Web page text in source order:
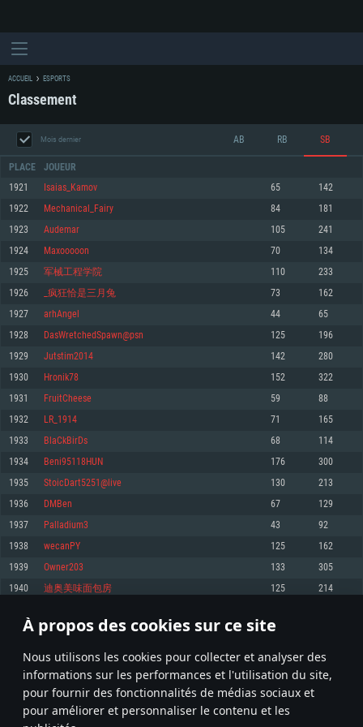
À propos des cookies sur ce site
Nous utilisons les cookies pour collecter et analyser des
informations sur les performances et l'utilisation du site,
pour fournir des fonctionnalités de médias sociaux et
pour améliorer et personnaliser le contenu et les
CONFIGURATION SYSTÈME REQUISE
Minimum
OS: Windows 10 (64 bit)
Processeur: Dual-Core 2.2 GHz
Mémoire: 4 GB
Carte graphique supportant DirectX 11: AMD Radeon 77XX / NVIDIA
GeForce GTX 660. La résolution minimale supportée par le jeu est de 720p
Connection: Connexion Internet à haut débit
Disque dur: 23.1 Go (client minimal)
Recommandée
1060 et plus, Radeon RX 570 et plus.
Disque dur: 75.9 Go (client complet)
Minimum
OS: Mac OS Big Sur 11.0 ou plus récent
Processeur: Core i5, minimum 2.2GHz (Les processeurs Intel Xeon ne sont
pas supportés)
Mémoire: 6 GB
Carte graphique: Intel Iris Pro 5200 (Mac), ou analogue AMD/Nvidia. La
résolution minimale supportée par le jeu est de 720p.
Connection: Connexion Internet à haut débit
Disque dur: 62,2 Go (client minimal)
Recommandée
OS: Mac OS Big Sur 11.0 ou plus récent
Processeur: Core i7 (Les processeurs Intel Xeon ne sont pas supportés)
Mémoire: 8 GB
Carte graphique: Radeon Vega II ou plus avec support de Metal
Disque dur: 62,2 Go (client complet)
Minimum
OS: Les configurations Linux 64 bits les plus modernes
Processeur: Dual-Core 2.4 GHz
Mémoire: 4 GB
Carte graphique: NVIDIA 660 avec les derniers drivers (moins de 6 mois) /
de même pour AMD (La résolution minimale supportée par le jeu est de
720p)
Connection: Connexion Internet à haut débit
Disque dur: 62,2 Go (client minimal)
Recommandée
OS: Ubuntu 20.04 64bit
Processeur: Intel Core i7
Mémoire: 8 GB
Carte graphique: NVIDIA 1060 avec les derniers drivers (moins de 6 mois) /
6 mois et supportant Vulkan
Connection: Connexion Internet à haut débit
Disque dur: 60,2 Go (client complet)
ACCUEIL ESPORTS
Classement
Mois dernier AB RB SB
PLACE JOUEUR
1921 Isaias_Kamov 65 142
1922 Mechanical_Fairy 84 181
1923 Audemar 105 241
1924 Maxooooon 70 134
1925 军械工程学院 110 233
1926 _疯狂恰是三月兔 73 162
1927 arhAngel 44 65
1928 DasWretchedSpawn@psn 125 196
1929 Jutstim2014 142 280
1930 Hronik78 152 322
1931 FruitCheese 59 88
1932 LR_1914 71 165
1933 BlaCkBirDs 68 114
1934 Beni95118HUN 176 300
1935 StoicDart5251@live 130 213
1936 DMBen 67 129
1937 Palladium3 43 92
1938 wecanPY 125 162
1939 Owner203 133 305
1940 迪奥美味面包房 125 214
* Classement mis à jour quotidiennement
96 97 98 197